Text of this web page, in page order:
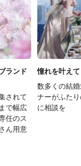
ランド
されて
で幅広
任のス
ん用意
憧れを叶え
数多くの結
ナーがふた
に相談を